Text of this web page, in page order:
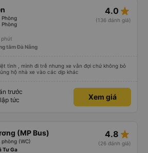
Phòng
Phòng
4.0 star_rate
(136 đánh giá)
phút
tâm Đà Nẵng
tình , mình đi trễ nhưng xe vẫn đợi chứ không bỏ
hộ nhà xe vào các dịp khác
trước
tức
Xem giá
(MP Bus)
phòng (WC)
4.8 star_rate
(26 đánh giá)
Tư Ga